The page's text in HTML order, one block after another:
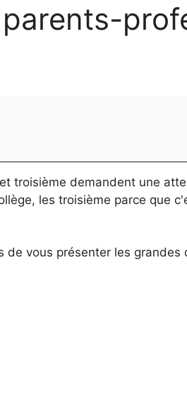
troisième demandent une
les troisième parce que
de vous présenter les